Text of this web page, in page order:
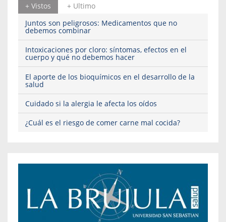
+ Vistos
+ Ultimo
Juntos son peligrosos: Medicamentos que no
debemos combinar
Intoxicaciones por cloro: síntomas, efectos en el
cuerpo y qué no debemos hacer
El aporte de los bioquímicos en el desarrollo de la
salud
Cuidado si la alergia le afecta los oídos
¿Cuál es el riesgo de comer carne mal cocida?